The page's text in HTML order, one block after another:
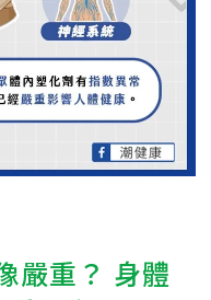
嚴重？ 身體